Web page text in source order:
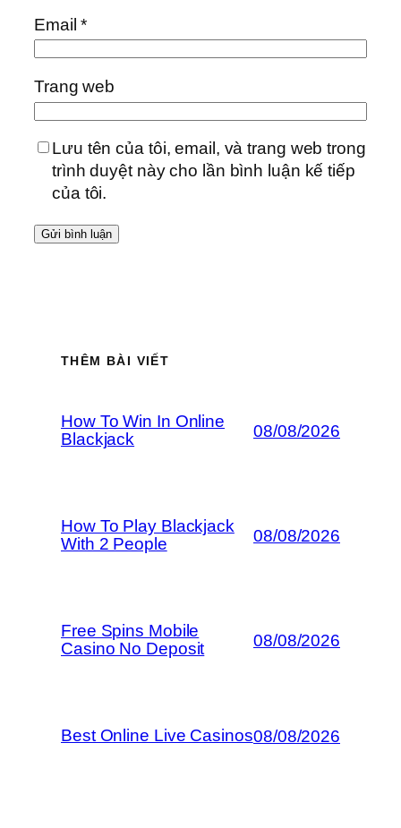
Email*
Trang web
Lưu tên của tôi, email, và trang web trong
trình duyệt này cho lần bình luận kế tiếp
của tôi.
THÊM BÀI VIẾT
How To Win In Online
Blackjack
08/08/2026
How To Play Blackjack
With 2 People
08/08/2026
Free Spins Mobile
Casino No Deposit
08/08/2026
Best Online Live Casinos08/08/2026